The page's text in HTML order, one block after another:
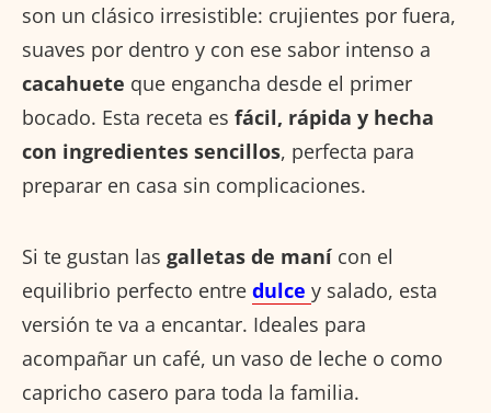
son un clásico irresistible: crujientes por fuera,
suaves por dentro y con ese sabor intenso a
cacahuete que engancha desde el primer
bocado. Esta receta es fácil, rápida y hecha
con ingredientes sencillos, perfecta para
preparar en casa sin complicaciones.
Si te gustan las galletas de maní con el
equilibrio perfecto entre dulce y salado, esta
versión te va a encantar. Ideales para
acompañar un café, un vaso de leche o como
capricho casero para toda la familia.